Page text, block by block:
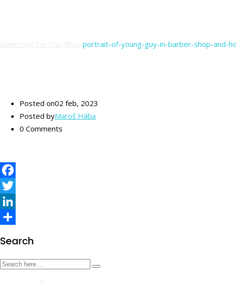
portrait-of-young-guy-in-barber-shop-and-
Posted on02 feb, 2023
Posted byMaroš Hába
0 Comments
Facebook
Twitter
LinkedIn
Search